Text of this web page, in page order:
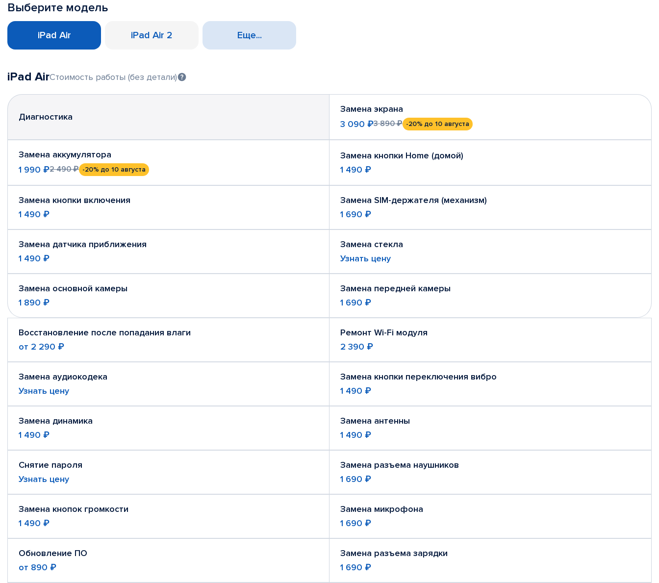
Выберите модель
iPad Air iPad Air 2 Еще...
iPad AirСтоимость работы (без детали)
Диагностика
Замена экрана
3 090 ₽3 890 ₽ -20% до 10 августа
Замена аккумулятора
1 990 ₽2 490 ₽ -20% до 10 августа
Замена кнопки Home (домой)
1 490 ₽
Замена кнопки включения
1 490 ₽
Замена SIM-держателя (механизм)
1 690 ₽
Замена датчика приближения
1 490 ₽
Замена стекла
Узнать цену
Замена основной камеры
1 890 ₽
Замена передней камеры
1 690 ₽
Восстановление после попадания влаги
от 2 290 ₽
Ремонт Wi-Fi модуля
2 390 ₽
Замена аудиокодека
Узнать цену
Замена кнопки переключения вибро
1 490 ₽
Замена динамика
1 490 ₽
Замена антенны
1 490 ₽
Снятие пароля
Узнать цену
Замена разъема наушников
1 690 ₽
Замена кнопок громкости
1 490 ₽
Замена микрофона
1 690 ₽
Обновление ПО
от 890 ₽
Замена разъема зарядки
1 690 ₽